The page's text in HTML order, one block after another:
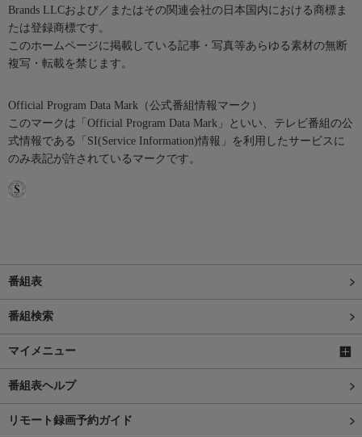
Brands LLCおよび／またはその関連会社の日本国内における商標ま
たは登録商標です。
このホームページに掲載している記事・写真等あらゆる素材の無断
複写・転載を禁じます。
Official Program Data Mark（公式番組情報マーク）
このマークは「Official Program Data Mark」といい、テレビ番組の公
式情報である「SI(Service Information)情報」を利用したサービスに
のみ表記が許されているマークです。
番組表
番組検索
マイメニュー
番組表ヘルプ
リモート録画予約ガイド